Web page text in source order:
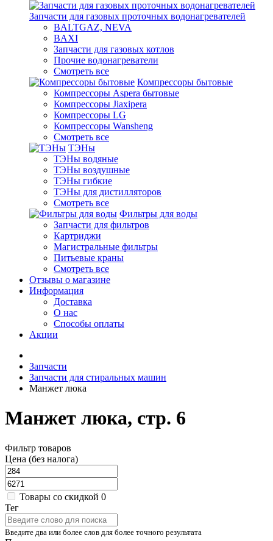
Запчасти для газовых проточных водонагревателей
BALTGAZ, NEVA
BAXI
Запчасти для газовых котлов
Прочие водонагреватели
Смотреть все
Компрессоры бытовые
Компрессоры Aspera бытовые
Компрессоры Jiaxipera
Компрессоры LG
Компрессоры Wansheng
Смотреть все
ТЭНы
ТЭНы водяные
ТЭНы воздушные
ТЭНы гибкие
ТЭНы для дистилляторов
Смотреть все
Фильтры для воды
Запчасти для фильтров
Картриджи
Магистральные фильтры
Питьевые краны
Смотреть все
Отзывы о магазине
Информация
Доставка
О нас
Способы оплаты
Акции
Запчасти
Запчасти для стиральных машин
Манжет люка
Манжет люка, стр. 6
Фильтр товаров
Цена (без налога)
Товары со скидкой 0
Тег
Введите два или более слов для более точного результата